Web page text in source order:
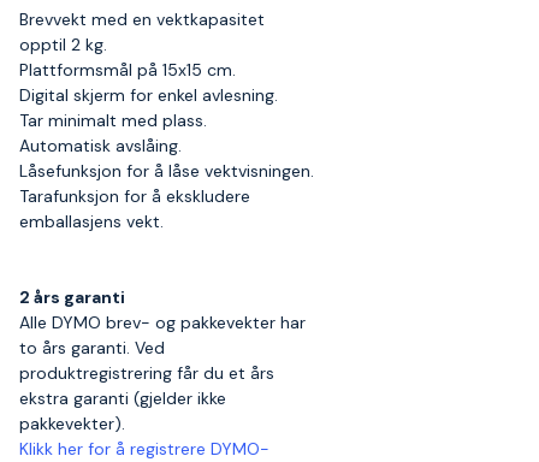
Brevvekt med en vektkapasitet
opptil 2 kg.
Plattformsmål på 15x15 cm.
Digital skjerm for enkel avlesning.
Tar minimalt med plass.
Automatisk avslåing.
Låsefunksjon for å låse vektvisningen.
Tarafunksjon for å ekskludere
emballasjens vekt.
2 års garanti
Alle DYMO brev- og pakkevekter har
to års garanti. Ved
produktregistrering får du et års
ekstra garanti (gjelder ikke
pakkevekter).
Klikk her for å registrere DYMO-